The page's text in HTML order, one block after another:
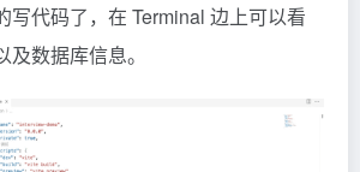
写代码了，在 Terminal 边上可以看
数据库信息。